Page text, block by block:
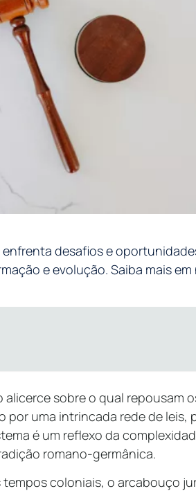
desafios e
e evolução. Saiba mais em
sobre o qual repousam
por uma intrincada rede de leis,
é um reflexo da
romano-germânica.
coloniais, o arcabouço